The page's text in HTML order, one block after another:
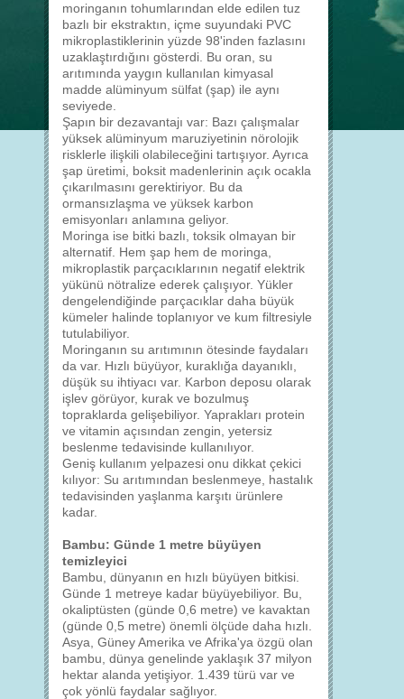
moringanın tohumlarından elde edilen tuz
bazlı bir ekstraktın, içme suyundaki PVC
mikroplastiklerinin yüzde 98'inden fazlasını
uzaklaştırdığını gösterdi. Bu oran, su
arıtımında yaygın kullanılan kimyasal
madde alüminyum sülfat (şap) ile aynı
seviyede.
Şapın bir dezavantajı var: Bazı çalışmalar
yüksek alüminyum maruziyetinin nörolojik
risklerle ilişkili olabileceğini tartışıyor. Ayrıca
şap üretimi, boksit madenlerinin açık ocakla
çıkarılmasını gerektiriyor. Bu da
ormansızlaşma ve yüksek karbon
emisyonları anlamına geliyor.
Moringa ise bitki bazlı, toksik olmayan bir
alternatif. Hem şap hem de moringa,
mikroplastik parçacıklarının negatif elektrik
yükünü nötralize ederek çalışıyor. Yükler
dengelendiğinde parçacıklar daha büyük
kümeler halinde toplanıyor ve kum filtresiyle
tutulabiliyor.
Moringanın su arıtımının ötesinde faydaları
da var. Hızlı büyüyor, kuraklığa dayanıklı,
düşük su ihtiyacı var. Karbon deposu olarak
işlev görüyor, kurak ve bozulmuş
topraklarda gelişebiliyor. Yaprakları protein
ve vitamin açısından zengin, yetersiz
beslenme tedavisinde kullanılıyor.
Geniş kullanım yelpazesi onu dikkat çekici
kılıyor: Su arıtımından beslenmeye, hastalık
tedavisinden yaşlanma karşıtı ürünlere
kadar.
Bambu: Günde 1 metre büyüyen
temizleyici
Bambu, dünyanın en hızlı büyüyen bitkisi.
Günde 1 metreye kadar büyüyebiliyor. Bu,
okaliptüsten (günde 0,6 metre) ve kavaktan
(günde 0,5 metre) önemli ölçüde daha hızlı.
Asya, Güney Amerika ve Afrika'ya özgü olan
bambu, dünya genelinde yaklaşık 37 milyon
hektar alanda yetişiyor. 1.439 türü var ve
çok yönlü faydalar sağlıyor.